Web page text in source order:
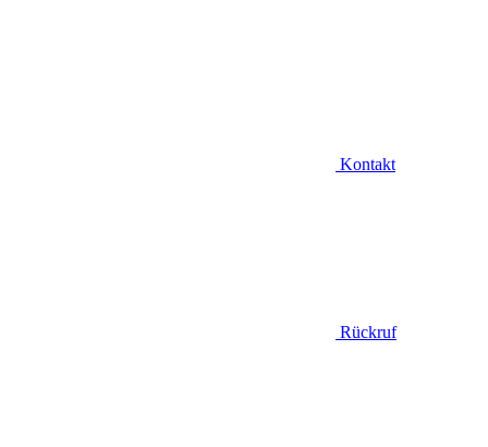
Kontakt
Rückruf